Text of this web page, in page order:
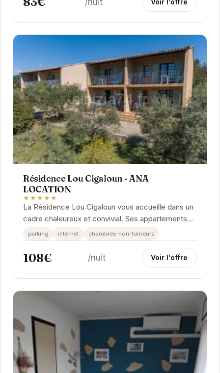
Résidence Lou Cigaloun - ANA
LOCATION
★★★★★
La Résidence Lou Cigaloun vous accueille dans un
cadre chaleureux et convivial. Ses appartements
tout équipés offrent un confort optimal pour des...
parking internet chambres-non-fumeurs
108€ /nuit Voir l'offre